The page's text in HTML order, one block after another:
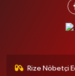
Rize Nöbetçi